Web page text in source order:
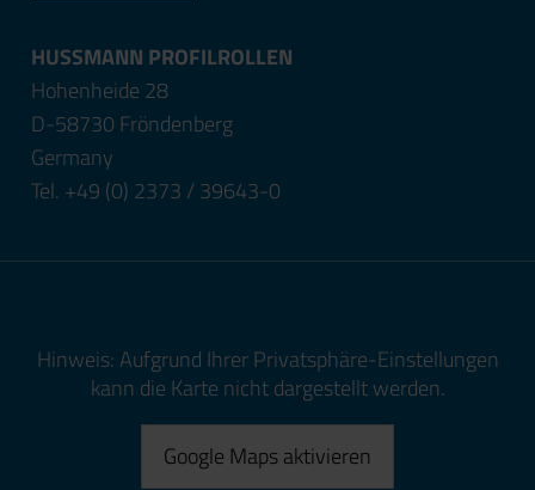
HUSSMANN PROFILROLLEN
Hohenheide 28
D-58730 Fröndenberg
Germany
Tel. +49 (0) 2373 / 39643-0
Hinweis: Aufgrund Ihrer Privatsphäre-Einstellungen
kann die Karte nicht dargestellt werden.
Google Maps aktivieren